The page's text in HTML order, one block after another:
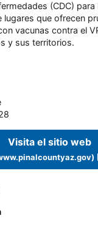
(CDC) para
lugares que ofrecen
vacunas contra el
y sus territorios.
Visita el sitio web